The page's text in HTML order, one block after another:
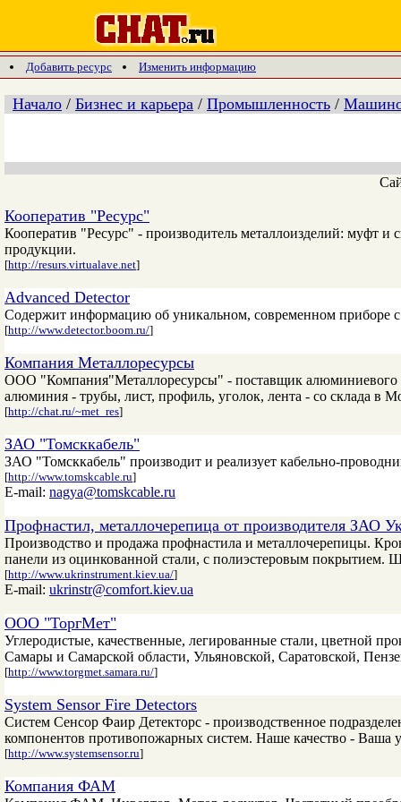
Добавить ресурс Изменить информацию
Начало / Бизнес и карьера / Промышленность /
Кооператив "Ресурс"
Кооператив "Ресурс" - производитель металлоизделий: муфт
продукции.
[http://resurs.virtualave.net]
Advanced Detector
Содержит информацию об уникальном, современном приборе
[http://www.detector.boom.ru/]
Компания Металлоресурсы
ООО "Компания"Металлоресурсы" - поставщик алюминиевого
алюминия - трубы, лист, профиль, уголок, лента - со склада в
[http://chat.ru/~met_res]
ЗАО "Томсккабель"
ЗАО "Томсккабель" производит и реализует кабельно-
[http://www.tomskcable.ru]
E-mail: nagya@tomskcable.ru
Профнастил, металлочерепица от производителя ЗАО
Производство и продажа профнастила и металлочерепицы.
панели из оцинкованной стали, с полиэстеровым покрытием.
[http://www.ukrinstrument.kiev.ua/]
E-mail: ukrinstr@comfort.kiev.ua
ООО "ТоргМет"
Углеродистые, качественные, легированные стали, цветной
Самары и Самарской области, Ульяновской, Саратовской,
[http://www.torgmet.samara.ru/]
System Sensor Fire Detectors
Систем Сенсор Фаир Детекторс - производственное
компонентов противопожарных систем. Наше качество - Ваша
[http://www.systemsensor.ru]
Компания ФАМ